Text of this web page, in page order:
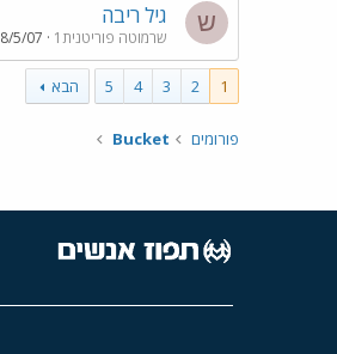
ש גיל ריבה
שרמוטה פוריטנית1 8/5/07
1
2
3
4
5 הבא
פורומים Bucket